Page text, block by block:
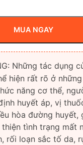
MUA NGAY
Những tác dụng
hiện rất rõ ở
năng cơ thể,
huyết áp, vị
hòa đường huyết,
tình trạng mất
rối loạn sắc tố da,